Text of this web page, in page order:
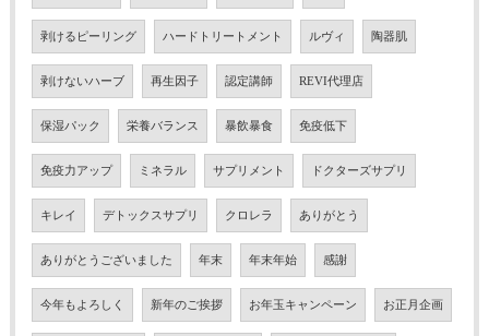
剥けるピーリング ハードトリートメント ルヴィ 陶器肌
剥けないハーブ 再生因子 認定講師 REVI代理店
保湿パック 栄養バランス 暴飲暴食 免疫低下
免疫力アップ ミネラル サプリメント ドクターズサプリ
キレイ デトックスサプリ クロレラ ありがとう
ありがとうございました 年末 年末年始 感謝
今年もよろしく 新年のご挨拶 お年玉キャンペーン お正月企画